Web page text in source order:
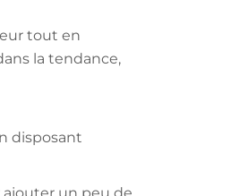
tout en
la tendance,
disposant